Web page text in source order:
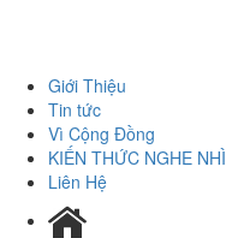
Giới Thiệu
Tin tức
Vì Cộng Đồng
KIẾN THỨC NGHE
Liên Hệ